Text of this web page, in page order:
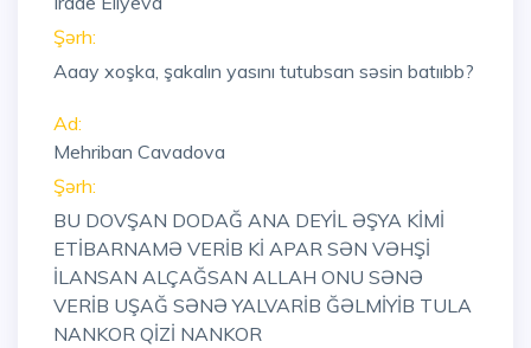
Şərh:
Aaay xoşka, şakalın yasını tutubsan səsin batııbb?
Ad:
Mehriban Cavadova
Şərh:
BU DOVŞAN DODAĞ ANA DEYİL ƏŞYA KİMİ
ETİBARNAMƏ VERİB Kİ APAR SƏN VƏHŞİ
İLANSAN ALÇAĞSAN ALLAH ONU SƏNƏ
VERİB UŞAĞ SƏNƏ YALVARİB ĞƏLMİYİB TULA
NANKOR QİZİ NANKOR